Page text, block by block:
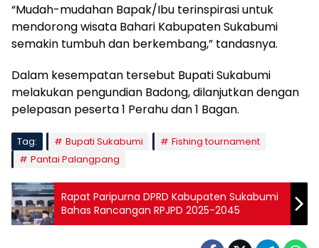
“Mudah-mudahan Bapak/Ibu terinspirasi untuk
mendorong wisata Bahari Kabupaten Sukabumi
semakin tumbuh dan berkembang,” tandasnya.
Dalam kesempatan tersebut Bupati Sukabumi
melakukan pengundian Badong, dilanjutkan dengan
pelepasan peserta 1 Perahu dan 1 Bagan.
Tag: Bupati Sukabumi
Fishing tournament
Pantai Palangpang
Rapat Paripurna DPRD Kabupaten Sukabumi
Bahas Rancangan RPJPD 2025-2045